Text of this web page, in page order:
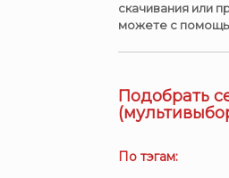
скачивания или
можете с
Подобрать
По тэгам: